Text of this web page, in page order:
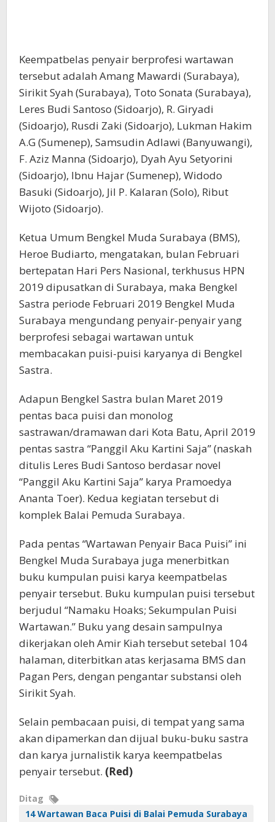
Keempatbelas penyair berprofesi wartawan
tersebut adalah Amang Mawardi (Surabaya),
Sirikit Syah (Surabaya), Toto Sonata (Surabaya),
Leres Budi Santoso (Sidoarjo), R. Giryadi
(Sidoarjo), Rusdi Zaki (Sidoarjo), Lukman Hakim
A.G (Sumenep), Samsudin Adlawi (Banyuwangi),
F. Aziz Manna (Sidoarjo), Dyah Ayu Setyorini
(Sidoarjo), Ibnu Hajar (Sumenep), Widodo
Basuki (Sidoarjo), Jil P. Kalaran (Solo), Ribut
Wijoto (Sidoarjo).
Ketua Umum Bengkel Muda Surabaya (BMS),
Heroe Budiarto, mengatakan, bulan Februari
bertepatan Hari Pers Nasional, terkhusus HPN
2019 dipusatkan di Surabaya, maka Bengkel
Sastra periode Februari 2019 Bengkel Muda
Surabaya mengundang penyair-penyair yang
berprofesi sebagai wartawan untuk
membacakan puisi-puisi karyanya di Bengkel
Sastra.
Adapun Bengkel Sastra bulan Maret 2019
pentas baca puisi dan monolog
sastrawan/dramawan dari Kota Batu, April 2019
pentas sastra “Panggil Aku Kartini Saja” (naskah
ditulis Leres Budi Santoso berdasar novel
“Panggil Aku Kartini Saja” karya Pramoedya
Ananta Toer). Kedua kegiatan tersebut di
komplek Balai Pemuda Surabaya.
Pada pentas “Wartawan Penyair Baca Puisi” ini
Bengkel Muda Surabaya juga menerbitkan
buku kumpulan puisi karya keempatbelas
penyair tersebut. Buku kumpulan puisi tersebut
berjudul “Namaku Hoaks; Sekumpulan Puisi
Wartawan.” Buku yang desain sampulnya
dikerjakan oleh Amir Kiah tersebut setebal 104
halaman, diterbitkan atas kerjasama BMS dan
Pagan Pers, dengan pengantar substansi oleh
Sirikit Syah.
Selain pembacaan puisi, di tempat yang sama
akan dipamerkan dan dijual buku-buku sastra
dan karya jurnalistik karya keempatbelas
penyair tersebut. (Red)
Ditag
14 Wartawan Baca Puisi di Balai Pemuda Surabaya